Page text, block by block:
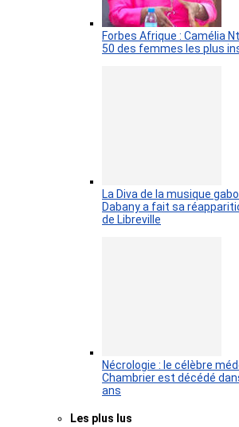
Forbes Afrique : Camélia
50 des femmes les plus
La Diva de la musique
Dabany a fait sa
de Libreville
Nécrologie : le célèbre
Chambrier est décédé
ans
Les plus lus